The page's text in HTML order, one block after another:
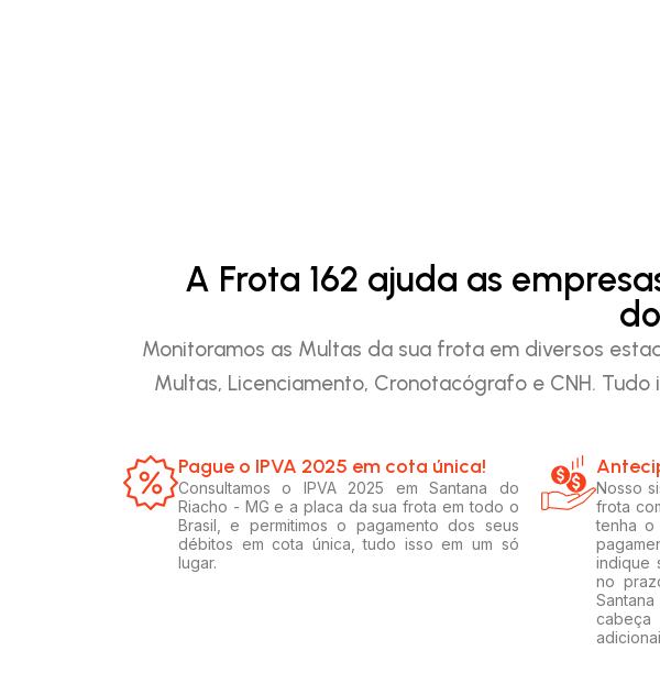
A Frota 162 ajuda as
Monitoramos as Multas da sua frota em diversos
Multas, Licenciamento, Cronotacógrafo e CNH.
Pague o IPVA 2025 em cota única!​
Consultamos o IPVA 2025 em Santana do
Riacho - MG e a placa da sua frota em todo o
Brasil, e permitimos o pagamento dos seus
débitos em cota única, tudo isso em um só
lugar.
Nosso
frota
tenha o
indique
no